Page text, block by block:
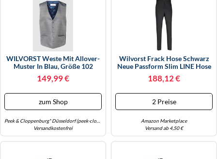
KINDERSCHUHE
LAUFSCHUHE
OUTDOOR-SCHUHE
PANTOLETTEN
SANDALEN
SCHUHZUBEHÖR
SNEAKERS
STRANDTASCHEN
TASCHEN-ZUBEHÖR
WILVORST Weste Mit Allover-
Muster In Blau, Größe 102
149,99 €
zum Shop
Peek & Cloppenburg* Düsseldorf (peek-cloppenburg.de)
Versandkostenfrei
Wilvorst Frack Hose Schwarz
Neue Passform Slim LINE Hose
Mit Seidengalon Ohne
Bundfalte Größe 52
188,12 €
2 Preise
Amazon Marketplace
Versand ab 4,50 €